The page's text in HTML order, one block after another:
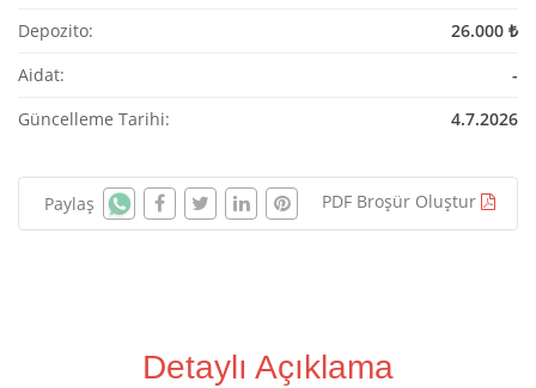
Depozito:
26.000 ₺
Aidat:
-
Güncelleme Tarihi:
4.7.2026
Paylaş PDF Broşür Oluştur
Detaylı Açıklama